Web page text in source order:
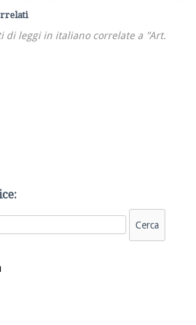
di leggi in italiano correlate a "Art.